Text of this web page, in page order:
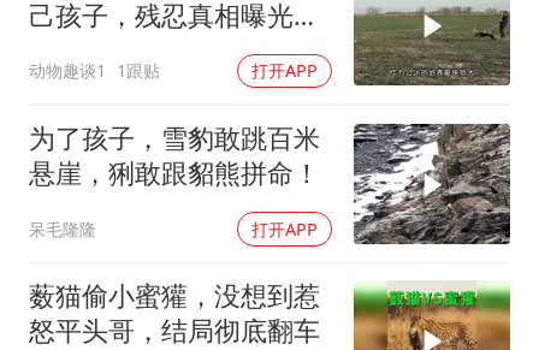
己孩子，残忍真相曝光后
动物趣谈1 1跟贴 打开APP
为了孩子，雪豹敢跳百米
悬崖，猁敢跟貂熊拼命！
呆毛隆隆 打开APP
薮猫偷小蜜獾，没想到惹
怒平头哥，结局彻底翻车